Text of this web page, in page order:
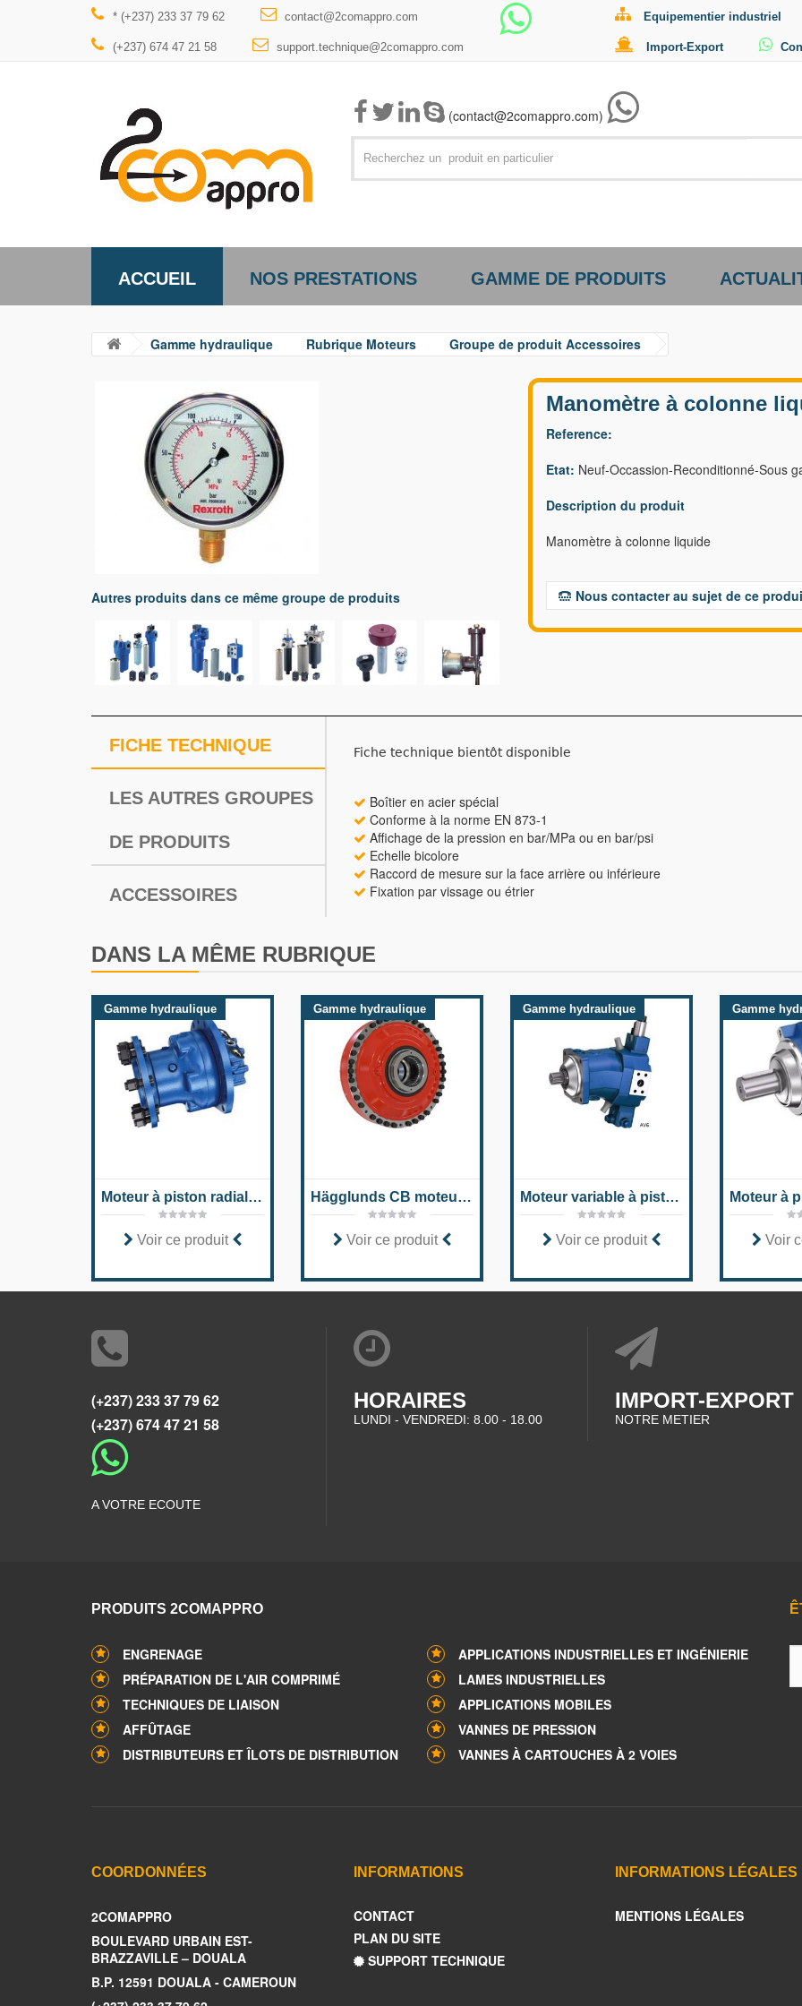
* (+237) 233 37 79 62 contact@2comappro.com
(+237) 674 47 21 58 support.technique@2comappro.com
Equipementier industriel
Import-Export
(contact@2comappro.com)
ACCUEIL NOS PRESTATIONS GAMME DE PRODUITS
Gamme hydraulique Rubrique Moteurs Groupe de produit Accessoires
Autres produits dans ce même groupe de produits
Manomètre à colonne
Reference:
Etat: Neuf-Occassion-Reconditionné-Sous
Description du produit
Manomètre à colonne liquide
Nous contacter au sujet de ce
FICHE TECHNIQUE
LES AUTRES GROUPES
DE PRODUITS
ACCESSOIRES
Fiche technique bientôt disponible
Boîtier en acier spécial
Conforme à la norme EN 873-1
Affichage de la pression en bar/MPa ou en bar/psi
Echelle bicolore
Raccord de mesure sur la face arrière ou inférieure
Fixation par vissage ou étrier
DANS LA MÊME RUBRIQUE
Gamme hydraulique
Moteur à piston radial pour les roues lourdes MCR-W
Voir ce produit
Gamme hydraulique
Hägglunds CB moteurs à pistons radiaux
Voir ce produit
Gamme hydraulique
Moteur variable à piston axial A6VM série 6x
Voir ce produit
Gamme
Voir
(+237) 233 37 79 62
(+237) 674 47 21 58
A VOTRE ECOUTE
HORAIRES
LUNDI - VENDREDI: 8.00 - 18.00
IMPORT-EXPORT
NOTRE METIER
PRODUITS 2COMAPPRO
ENGRENAGE
APPLICATIONS INDUSTRIELLES ET INGÉNIERIE
PRÉPARATION DE L'AIR COMPRIMÉ
LAMES INDUSTRIELLES
TECHNIQUES DE LIAISON
APPLICATIONS MOBILES
AFFÛTAGE
VANNES DE PRESSION
DISTRIBUTEURS ET ÎLOTS DE DISTRIBUTION
VANNES À CARTOUCHES À 2 VOIES
COORDONNÉES
2COMAPPRO
BOULEVARD URBAIN EST-
BRAZZAVILLE – DOUALA
B.P. 12591 DOUALA - CAMEROUN
INFORMATIONS
CONTACT
PLAN DU SITE
SUPPORT TECHNIQUE
INFORMATIONS LÉGALES
MENTIONS LÉGALES